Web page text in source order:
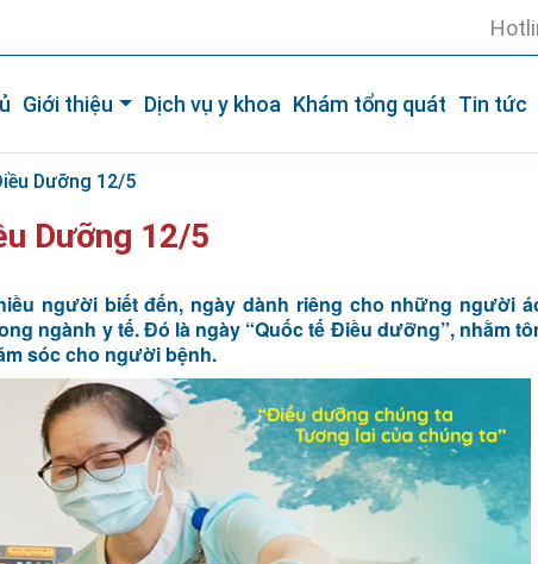
Giới thiệu Dịch vụ y khoa Khám tổng quát Tin tức
Dưỡng 12/5
Dưỡng 12/5
người biết đến, ngày dành riêng cho những người
ngành y tế. Đó là ngày “Quốc tế Điều dưỡng”, nhằm
sóc cho người bệnh.